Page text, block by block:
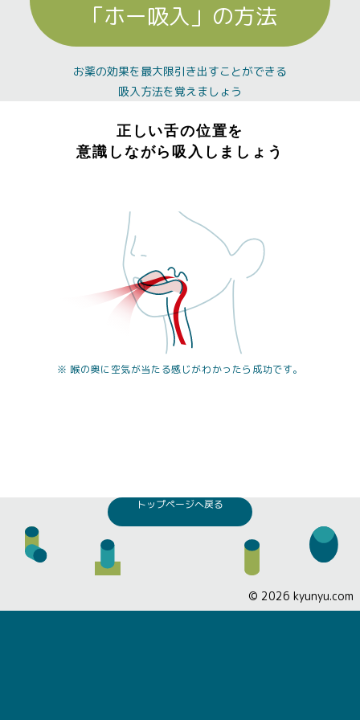
「ホー吸入」の方法
お薬の効果を最大限引き出すことができる
吸入方法を覚えましょう
正しい舌の位置を
意識しながら吸入しましょう
※ 喉の奥に空気が当たる感じがわかったら成功です。
トップページへ戻る
© 2026 kyunyu.com